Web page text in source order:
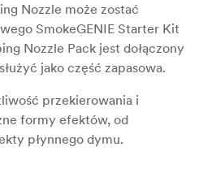
Nozzle może zostać
SmokeGENIE Starter Kit
Nozzle Pack jest dołączony
jako część zapasowa.
przekierowania i
formy efektów, od
płynnego dymu.